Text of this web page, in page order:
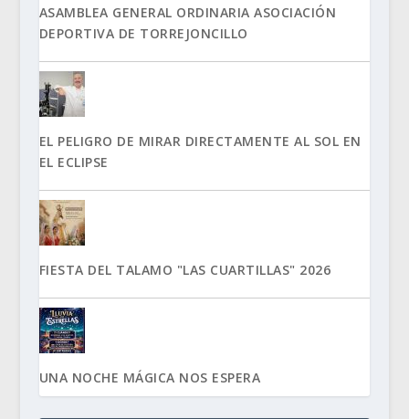
ASAMBLEA GENERAL ORDINARIA ASOCIACIÓN
DEPORTIVA DE TORREJONCILLO
EL PELIGRO DE MIRAR DIRECTAMENTE AL SOL EN
EL ECLIPSE
FIESTA DEL TALAMO "LAS CUARTILLAS" 2026
UNA NOCHE MÁGICA NOS ESPERA